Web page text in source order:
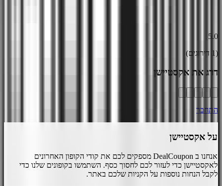
5.0
(
1 דירוגים)
דרג את אקסטיישן
התחבר
על אקסטיישן
אנחנו ב DealCoupon מספקים לכם את קודי הקופון האחרונים
לאקסטיישן כדי לעזור לכם לחסוך כסף. השתמשו בקופונים שלנו כדי
לקבל הנחות נוספות על הקניות שלכם באתר.